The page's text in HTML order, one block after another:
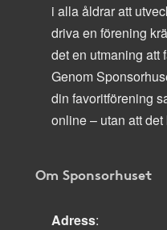
i alla åldrar att
driva en förening
det en utmaning att
Genom
din favoritförening
online – utan att
Om Sponsorhuset
Adress: